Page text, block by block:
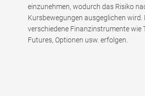
einzunehmen, wodurch das Risiko
Kursbewegungen ausgeglichen wird.
verschiedene Finanzinstrumente wie
Futures, Optionen usw. erfolgen.